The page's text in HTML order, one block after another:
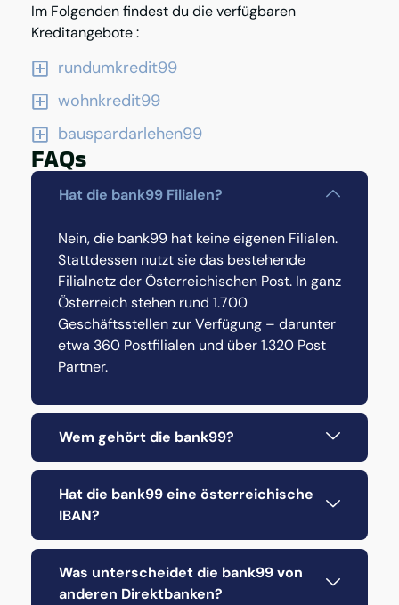
Im Folgenden findest du die verfügbaren
Kreditangebote :
rundumkredit99
wohnkredit99
bauspardarlehen99
FAQs
Hat die bank99 Filialen?
Nein, die bank99 hat keine eigenen Filialen.
Stattdessen nutzt sie das bestehende
Filialnetz der Österreichischen Post. In ganz
Österreich stehen rund 1.700
Geschäftsstellen zur Verfügung – darunter
etwa 360 Postfilialen und über 1.320 Post
Partner.
Wem gehört die bank99?
Hat die bank99 eine österreichische
IBAN?
Was unterscheidet die bank99 von
anderen Direktbanken?